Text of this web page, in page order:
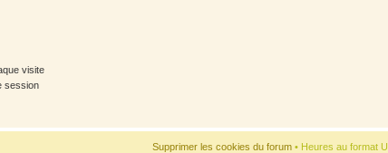
visite
session
Supprimer les cookies du forum• Heures au format